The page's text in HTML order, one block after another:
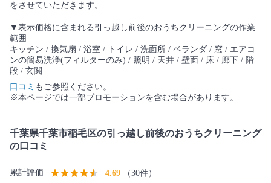
をさせていただきます。
▼表示価格に含まれる引っ越し前後のおうちクリーニングの作業
範囲
キッチン / 換気扇 / 浴室 / トイレ / 洗面所 / ベランダ / 窓 / エアコ
ンの簡易洗浄(フィルターのみ) / 照明 / 天井 / 壁面 / 床 / 廊下 / 階
段 / 玄関
口コミ もご参照ください。
※本ページでは一部プロモーションを含む場合があります。
千葉県千葉市稲毛区の引っ越し前後のおうちクリーニング
の口コミ
累計評価 4.69 （30件）